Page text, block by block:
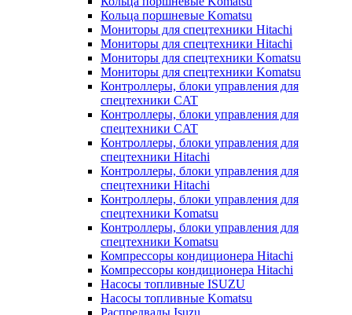
Кольца поршневые Komatsu
Мониторы для спецтехники Hitachi
Мониторы для спецтехники Hitachi
Мониторы для спецтехники Komatsu
Мониторы для спецтехники Komatsu
Контроллеры, блоки управления для
спецтехники CAT
Контроллеры, блоки управления для
спецтехники CAT
Контроллеры, блоки управления для
спецтехники Hitachi
Контроллеры, блоки управления для
спецтехники Hitachi
Контроллеры, блоки управления для
спецтехники Komatsu
Контроллеры, блоки управления для
спецтехники Komatsu
Компрессоры кондиционера Hitachi
Компрессоры кондиционера Hitachi
Насосы топливные ISUZU
Насосы топливные Komatsu
Распредвалы Isuzu